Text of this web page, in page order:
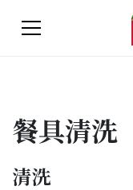
餐具清洗
清洗